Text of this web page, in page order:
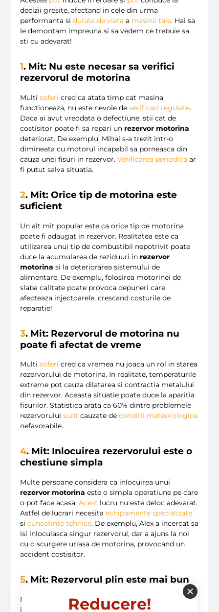
decizii gresite, afectand in cele din urma
performanta si durata de viata a masinii tale. Hai sa
le demontam impreuna si sa vedem ce trebuie sa
sti cu adevarat!
1. Mit: Nu este necesar sa verifici
rezervorul de motorina
Multi soferi cred ca atata timp cat masina
functioneaza, nu este nevoie de verificari regulate.
Daca ai avut vreodata o defectiune, stii cat de
costisitor poate fi sa repari un rezervor motorina
deteriorat. De exemplu, Mihai s-a trezit intr-o
dimineata cu motorul incapabil sa porneasca din
cauza unei fisuri in rezervor. Verificarea periodica ar
fi putut salva situatia.
2. Mit: Orice tip de motorina este
suficient
Un alt mit popular este ca orice tip de motorina
poate fi adaugat in rezervor. Realitatea este ca
utilizarea unui tip de combustibil nepotrivit poate
duce la acumularea de reziduuri in rezervor
motorina si la deteriorarea sistemului de
alimentare. De exemplu, folosirea motorinei de
slaba calitate poate provoca depuneri care
afecteaza injectoarele, crescand costurile de
reparatie!
3. Mit: Rezervorul de motorina nu
poate fi afectat de vreme
Multi soferi cred ca vremea nu joaca un rol in starea
rezervorului de motorina. In realitate, temperaturile
extreme pot cauza dilatarea si contractia metalului
din rezervor. Aceasta situatie poate duce la aparitia
fisurilor. Statistica arata ca 60% dintre problemele
rezervorului sunt cauzate de conditii meteorologice
nefavorabile.
4. Mit: Inlocuirea rezervorului este o
chestiune simpla
Multe persoane considera ca inlocuirea unui
rezervor motorina este o simpla operatiune pe care
o pot face acasa. Acest lucru nu este deloc adevarat.
Astfel de lucrari necesita echipamente specializate
si cunostinte tehnice. De exemplu, Alex a incercat sa
isi inlocuiasca singur rezervorul, dar a ajuns la noi
cu o scurgere uriasa de motorina, provocand un
accident costisitor.
5. Mit: Rezervorul plin este mai bun
Multi
cred ca un rezervor mereu plin este
ideal. In realitate, pastrea rezervorului mereu plin
Reducere!